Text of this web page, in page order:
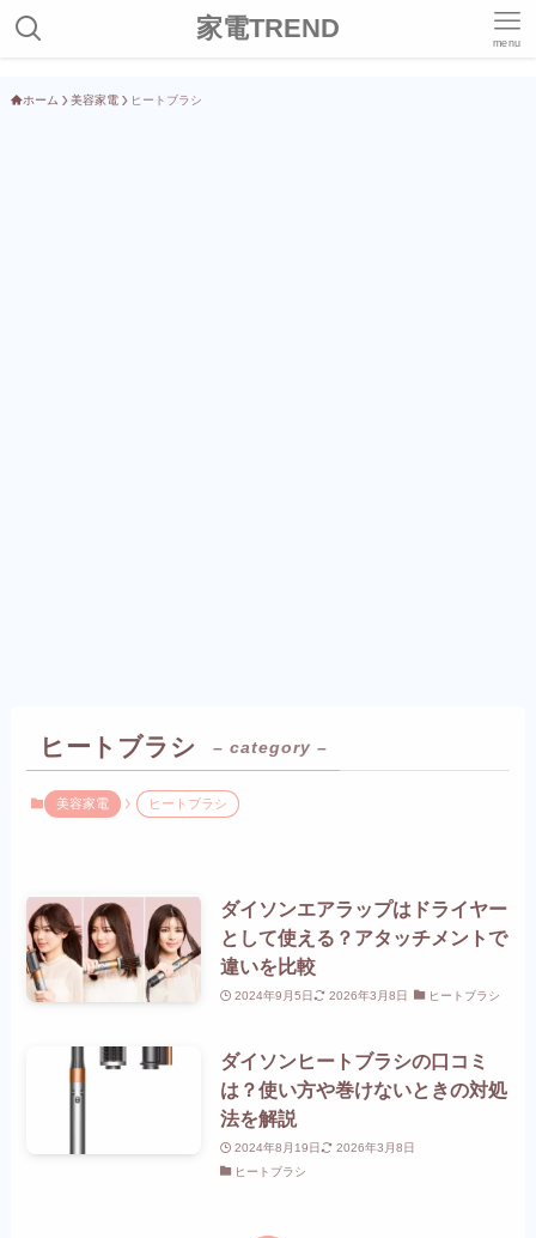
家電TREND menu
ホーム 美容家電 ヒートブラシ
ヒートブラシ – category –
美容家電 ヒートブラシ
ダイソンエアラップはドライヤー
として使える？アタッチメントで
違いを比較
2024年9月5日 2026年3月8日 ヒートブラシ
ダイソンヒートブラシの口コミ
は？使い方や巻けないときの対処
法を解説
2024年8月19日
2026年3月8日
ヒートブラシ